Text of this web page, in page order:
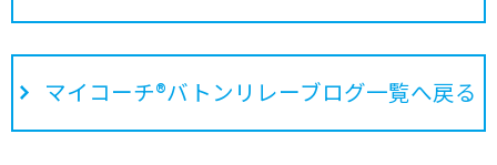
マイコーチ®バトンリレーブログ一覧へ戻る